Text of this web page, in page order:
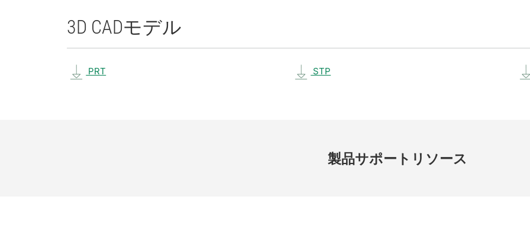
3D CADモデル
PRT STP
製品サポート リソース